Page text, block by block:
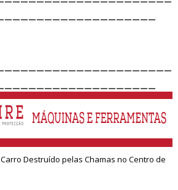
Carro Destruído pelas Chamas no Centro de